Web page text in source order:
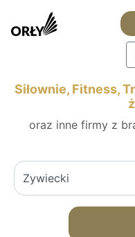
Siłownie, Fitness,
oraz inne firmy z